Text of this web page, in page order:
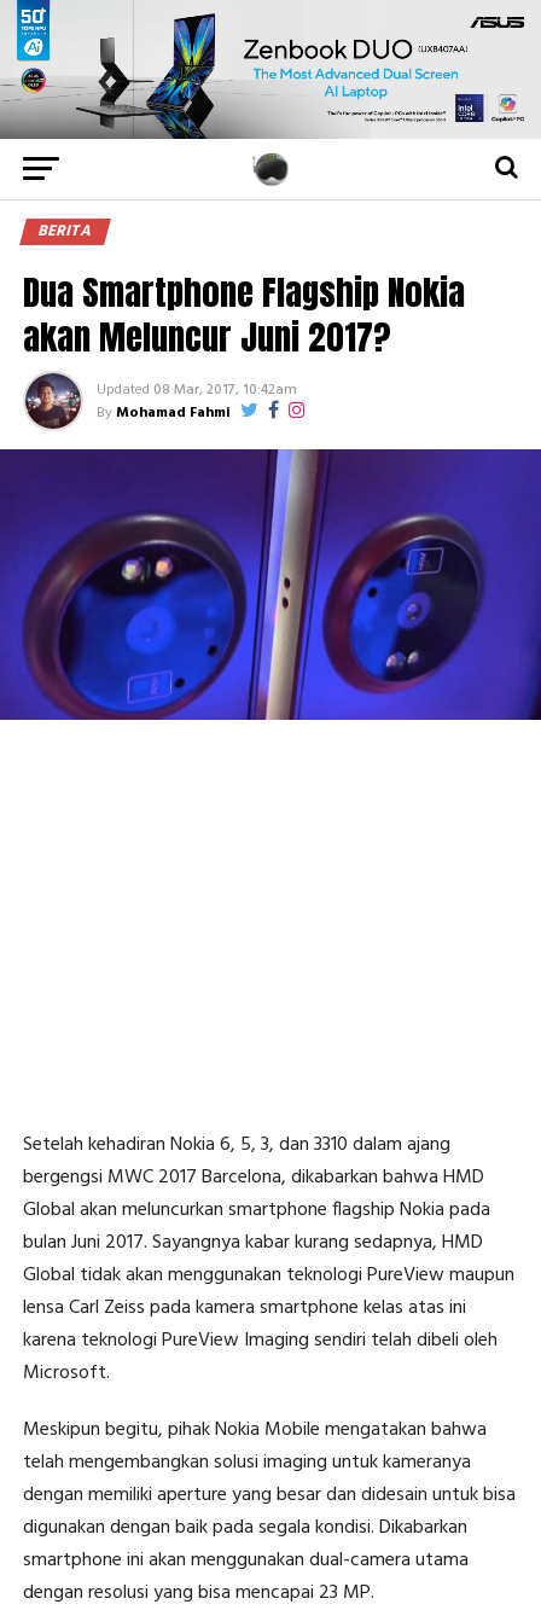
BERITA
Dua Smartphone Flagship Nokia
akan Meluncur Juni 2017?
Updated 08 Mar, 2017, 10:42am
ByMohamad Fahmi
Setelah kehadiran Nokia 6, 5, 3, dan 3310 dalam ajang
bergengsi MWC 2017 Barcelona, dikabarkan bahwa HMD
Global akan meluncurkan smartphone flagship Nokia pada
bulan Juni 2017. Sayangnya kabar kurang sedapnya, HMD
Global tidak akan menggunakan teknologi PureView maupun
lensa Carl Zeiss pada kamera smartphone kelas atas ini
karena teknologi PureView Imaging sendiri telah dibeli oleh
Microsoft.
Meskipun begitu, pihak Nokia Mobile mengatakan bahwa
telah mengembangkan solusi imaging untuk kameranya
dengan memiliki aperture yang besar dan didesain untuk bisa
digunakan dengan baik pada segala kondisi. Dikabarkan
smartphone ini akan menggunakan dual-camera utama
dengan resolusi yang bisa mencapai 23 MP.